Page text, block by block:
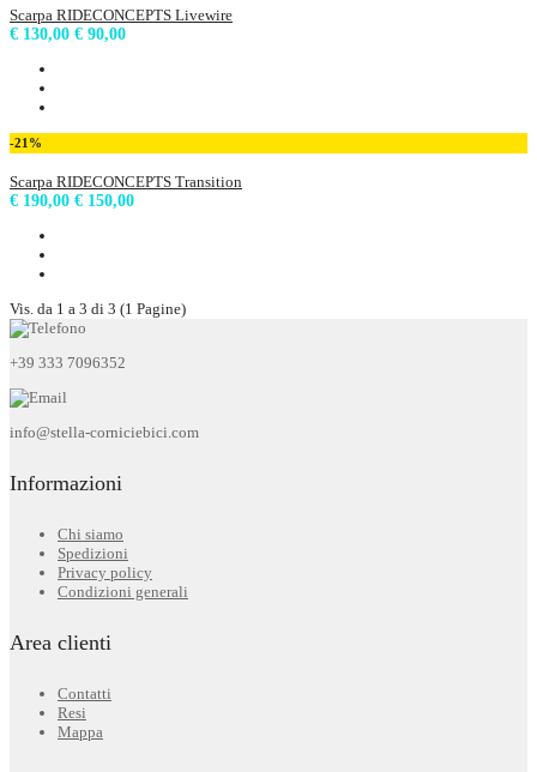
Scarpa RIDECONCEPTS Livewire
€ 130,00 € 90,00
-21%
Scarpa RIDECONCEPTS Transition
€ 190,00 € 150,00
Vis. da 1 a 3 di 3 (1 Pagine)
+39 333 7096352
info@stella-corniciebici.com
Informazioni
Chi siamo
Spedizioni
Privacy policy
Condizioni generali
Area clienti
Contatti
Resi
Mappa